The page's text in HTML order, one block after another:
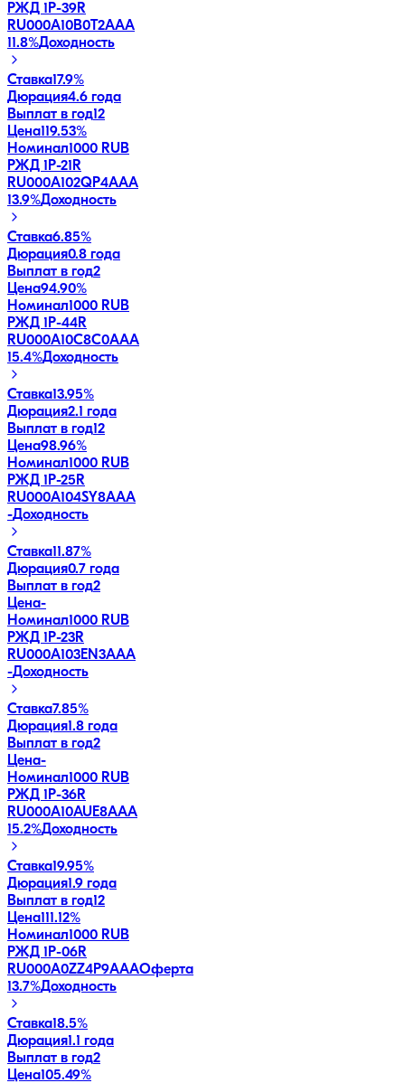
РЖД 1Р-39R
RU000A10B0T2AAA
11.8%Доходность
Ставка17.9%
Дюрация4.6 года
Выплат в год12
Цена119.53%
Номинал1000 RUB
РЖД 1Р-21R
RU000A102QP4AAA
13.9%Доходность
Ставка6.85%
Дюрация0.8 года
Выплат в год2
Цена94.90%
Номинал1000 RUB
РЖД 1Р-44R
RU000A10C8C0AAA
15.4%Доходность
Ставка13.95%
Дюрация2.1 года
Выплат в год12
Цена98.96%
Номинал1000 RUB
РЖД 1Р-25R
RU000A104SY8AAA
-Доходность
Ставка11.87%
Дюрация0.7 года
Выплат в год2
Цена-
Номинал1000 RUB
РЖД 1Р-23R
RU000A103EN3AAA
-Доходность
Ставка7.85%
Дюрация1.8 года
Выплат в год2
Цена-
Номинал1000 RUB
РЖД 1Р-36R
RU000A10AUE8AAA
15.2%Доходность
Ставка19.95%
Дюрация1.9 года
Выплат в год12
Цена111.12%
Номинал1000 RUB
РЖД 1Р-06R
RU000A0ZZ4P9AAAОферта
13.7%Доходность
Ставка18.5%
Дюрация1.1 года
Выплат в год2
Цена105.49%